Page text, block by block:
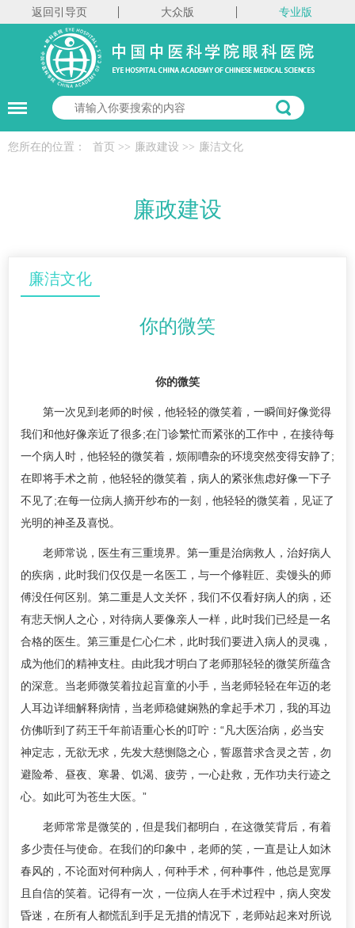
返回引导页 大众版 专业版
您所在的位置： 首页 >> 廉政建设 >> 廉洁文化
廉政建设
廉洁文化
你的微笑
你的微笑
第一次见到老师的时候，他轻轻的微笑着，一瞬间好像觉得
我们和他好像亲近了很多;在门诊繁忙而紧张的工作中，在接待每
一个病人时，他轻轻的微笑着，烦闹嘈杂的环境突然变得安静了;
在即将手术之前，他轻轻的微笑着，病人的紧张焦虑好像一下子
不见了;在每一位病人摘开纱布的一刻，他轻轻的微笑着，见证了
光明的神圣及喜悦。
老师常说，医生有三重境界。第一重是治病救人，治好病人
的疾病，此时我们仅仅是一名医工，与一个修鞋匠、卖馒头的师
傅没任何区别。第二重是人文关怀，我们不仅看好病人的病，还
有悲天悯人之心，对待病人要像亲人一样，此时我们已经是一名
合格的医生。第三重是仁心仁术，此时我们要进入病人的灵魂，
成为他们的精神支柱。由此我才明白了老师那轻轻的微笑所蕴含
的深意。当老师微笑着拉起盲童的小手，当老师轻轻在年迈的老
人耳边详细解释病情，当老师稳健娴熟的拿起手术刀，我的耳边
仿佛听到了药王千年前语重心长的叮咛：“凡大医治病，必当安
神定志，无欲无求，先发大慈恻隐之心，誓愿普求含灵之苦，勿
避险希、昼夜、寒暑、饥渴、疲劳，一心赴救，无作功夫行迹之
心。如此可为苍生大医。”
老师常常是微笑的，但是我们都明白，在这微笑背后，有着
多少责任与使命。在我们的印象中，老师的笑，一直是让人如沐
春风的，不论面对何种病人，何种手术，何种事件，他总是宽厚
且自信的笑着。记得有一次，一位病人在手术过程中，病人突发
昏迷，在所有人都慌乱到手足无措的情况下，老师站起来对所说